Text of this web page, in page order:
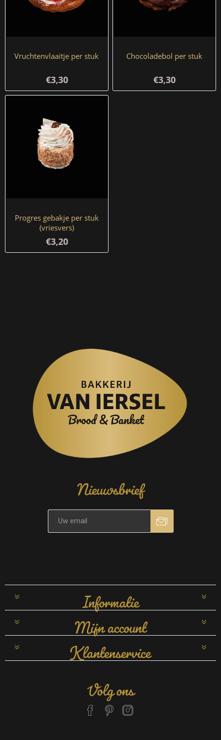
Vruchtenvlaaitje per stuk
€3,30
Chocoladebol per stuk
€3,30
Progres gebakje per stuk
(vriesvers)
€3,20
Nieuwsbrief
Informatie
Mijn account
Klantenservice
Volg ons